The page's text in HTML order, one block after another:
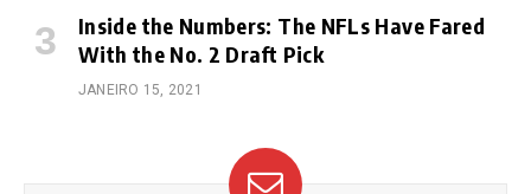
Inside the Numbers: The NFLs Have Fared
With the No. 2 Draft Pick
JANEIRO 15, 2021